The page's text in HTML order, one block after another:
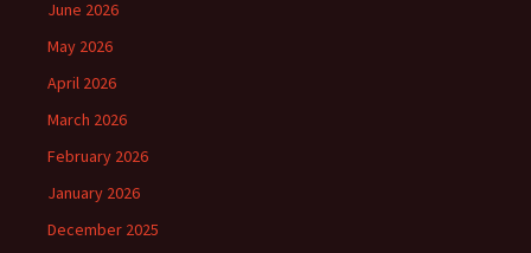
June 2026
May 2026
April 2026
March 2026
February 2026
January 2026
December 2025